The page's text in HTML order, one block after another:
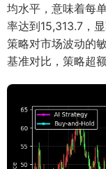
均水平，意味着每
率达到15,313.7，
策略对市场波动的
基准对比，策略超